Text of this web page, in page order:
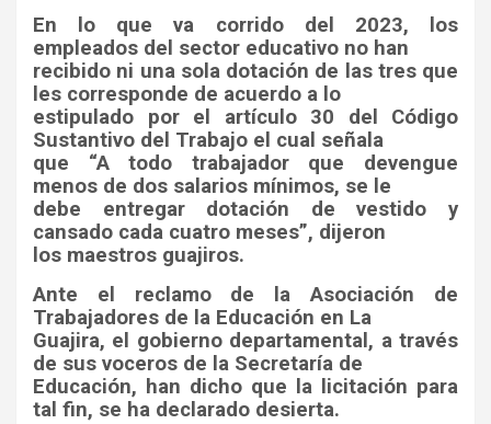
En lo que va corrido del 2023, los
empleados del sector educativo no han
recibido ni una sola dotación de las tres que
les corresponde de acuerdo a lo
estipulado por el artículo 30 del Código
Sustantivo del Trabajo el cual señala
que “A todo trabajador que devengue
menos de dos salarios mínimos, se le
debe entregar dotación de vestido y
cansado cada cuatro meses”, dijeron
los maestros guajiros.
Ante el reclamo de la Asociación de
Trabajadores de la Educación en La
Guajira, el gobierno departamental, a través
de sus voceros de la Secretaría de
Educación, han dicho que la licitación para
tal fin, se ha declarado desierta.